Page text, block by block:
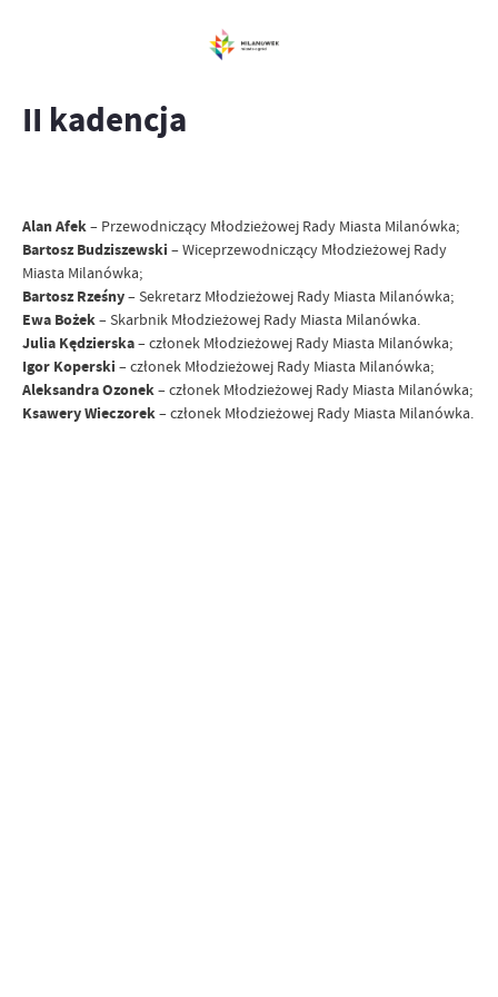
II kadencja
Alan Afek– Przewodniczący Młodzieżowej Rady Miasta Milanówka;
Bartosz Budziszewski – Wiceprzewodniczący Młodzieżowej Rady
Miasta Milanówka;
Bartosz Rześny– Sekretarz Młodzieżowej Rady Miasta Milanówka;
Ewa Bożek– Skarbnik Młodzieżowej Rady Miasta Milanówka.
Julia Kędzierska– członek Młodzieżowej Rady Miasta Milanówka;
Igor Koperski – członek Młodzieżowej Rady Miasta Milanówka;
Aleksandra Ozonek– członek Młodzieżowej Rady Miasta Milanówka;
Ksawery Wieczorek– członek Młodzieżowej Rady Miasta Milanówka.